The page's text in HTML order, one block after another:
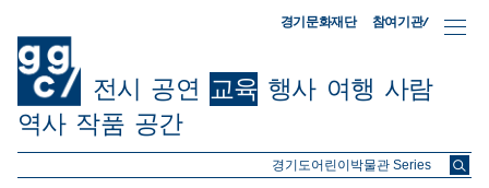
경기문화재단 참여기관/
전시 공연 교육 행사 여행 사람
역사 작품 공간
ggc/